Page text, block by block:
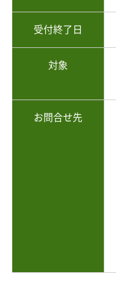
受付終了日
対象
お問合せ先